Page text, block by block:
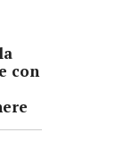
con